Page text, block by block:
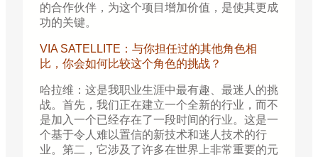
的合作伙伴，为这个项目增加价值，是使其更成
功的关键。
VIA SATELLITE：与你担任过的其他角色相
比，你会如何比较这个角色的挑战？
哈拉维：这是我职业生涯中最有趣、最迷人的挑
战。首先，我们正在建立一个全新的行业，而不
是加入一个已经存在了一段时间的行业。这是一
个基于令人难以置信的新技术和迷人技术的行
业。第二，它涉及了许多在世界上非常重要的元